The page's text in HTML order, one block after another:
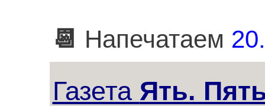
📆 Напечатаем
Газета Ять.